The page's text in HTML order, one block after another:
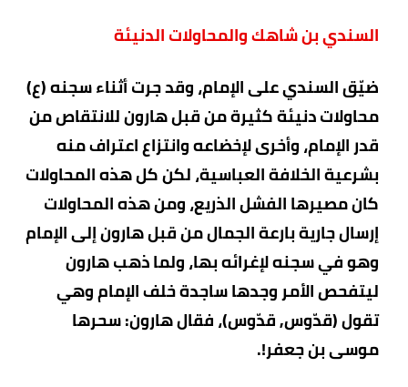
السندي بن شاهك والمحاولات الدنيئة
ضيّق السندي على الإمام، وقد جرت أثناء سجنه (ع)
محاولات دنيئة كثيرة من قبل هارون للانتقاص من
قدر الإمام، وأخرى لإخضاعه وانتزاع اعتراف منه
بشرعية الخلافة العباسية، لكن كل هذه المحاولات
كان مصيرها الفشل الذريع، ومن هذه المحاولات
إرسال جارية بارعة الجمال من قبل هارون إلى الإمام
وهو في سجنه لإغرائه بها، ولما ذهب هارون
ليتفحص الأمر وجدها ساجدة خلف الإمام وهي
تقول (قدّوس, قدّوس)، فقال هارون: سحرها
موسى بن جعفر!.